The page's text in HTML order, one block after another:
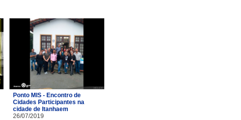
Ponto MIS - Encontro de
Cidades Participantes na
cidade de Itanhaem
26/07/2019